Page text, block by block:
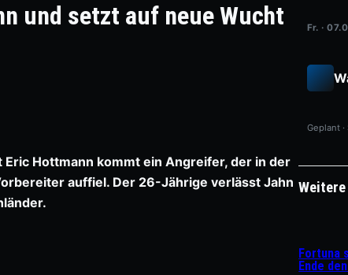
und setzt auf neue Wucht
Hottmann kommt ein Angreifer, der in der
auffiel. Der 26-Jährige verlässt Jahn
Fr. ·
Geplant
Fortuna
Ende